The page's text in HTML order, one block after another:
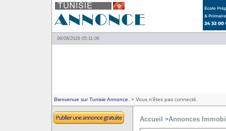
06/08/2026 05:11:06
Bienvenue sur Tunisie Annonce. > Vous n'êtes pas connecté.
Accueil >Annonces